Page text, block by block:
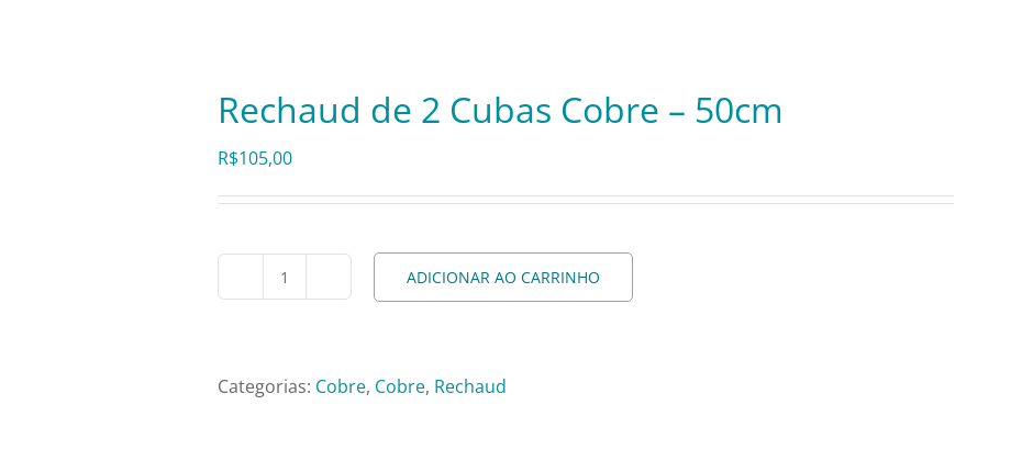
Rechaud de 2 Cubas Cobre – 50cm
R$105,00
Rechaud
Cubas
ADICIONAR AO CARRINHO
Categorias: Cobre, Cobre, Rechaud